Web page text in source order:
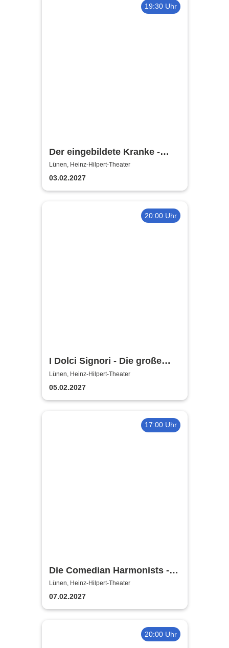
19:30 Uhr
Der eingebildete Kranke -
Heinz-Hilpert-Theater
Lünen, Heinz-Hilpert-Theater
03.02.2027
20:00 Uhr
I Dolci Signori - Die große
Nacht der italienischen
Welthits
Lünen, Heinz-Hilpert-Theater
05.02.2027
17:00 Uhr
Die Comedian Harmonists -
Heinz-Hilpert-Theater
Lünen, Heinz-Hilpert-Theater
07.02.2027
20:00 Uhr